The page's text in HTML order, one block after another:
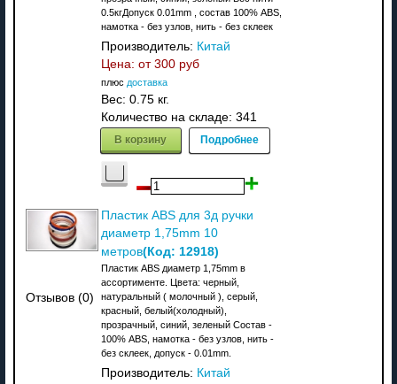
0.5кгДопуск 0.01mm , состав 100% ABS,
намотка - без узлов, нить - без склеек
Производитель: Китай
Цена: от 300 руб
плюс доставка
Вес: 0.75 кг.
Количество на складе: 341
В корзину Подробнее
Отзывов (0)
Пластик ABS для 3д ручки
диаметр 1,75mm 10
метров(Код: 12918)
Пластик ABS диаметр 1,75mm в
ассортименте. Цвета: черный,
натуральный ( молочный ), серый,
красный, белый(холодный),
прозрачный, синий, зеленый Состав -
100% ABS, намотка - без узлов, нить -
без склеек, допуск - 0.01mm.
Производитель: Китай